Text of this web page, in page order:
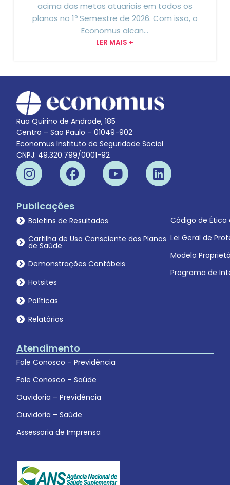
acima das metas atuariais em todos os
planos no 1º Semestre de 2026. Com isso, o
Economus alcan...
LER MAIS +
Rua Quirino de Andrade, 185
Centro – São Paulo – 01049-902
Economus Instituto de Seguridade Social
CNPJ: 49.320.799/0001-92
Publicações
Boletins de Resultados
Cartilha de Uso Consciente dos Planos
de Saúde
Demonstrações Contábeis
Hotsites
Políticas
Relatórios
Código de
Lei Geral de
Modelo
Programa de
Atendimento
Fale Conosco – Previdência
Fale Conosco – Saúde
Ouvidoria – Previdência
Ouvidoria – Saúde
Assessoria de Imprensa